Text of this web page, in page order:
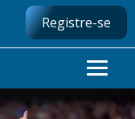
Registre-se